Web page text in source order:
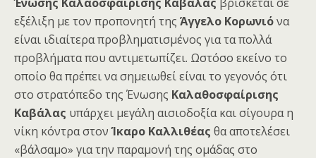
εξέλιξη με τον προπονητή της Άγγελο Κορωνιόνα
είναι ιδιαίτερα προβληματισμένος για τα πολλά
προβλήματα που αντιμετωπίζει. Ωστόσο εκείνο το
οποίο θα πρέπει να σημειωθεί είναι το γεγονός ότι
στο στρατόπεδο της Ένωσης Καλαθοσφαίρισης
Καβάλας υπάρχει μεγάλη αισιοδοξία και σίγουρα η
νίκη κόντρα στονΊκαρο Καλλιθέας θα αποτελέσει
«βάλσαμο» για την παραμονή της ομάδας στο